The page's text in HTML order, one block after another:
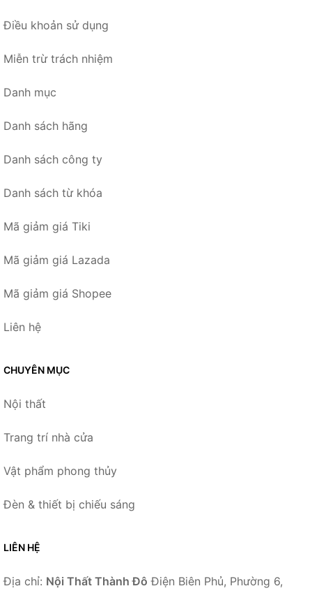
Điều khoản sử dụng
Miễn trừ trách nhiệm
Danh mục
Danh sách hãng
Danh sách công ty
Danh sách từ khóa
Mã giảm giá Tiki
Mã giảm giá Lazada
Mã giảm giá Shopee
Liên hệ
CHUYÊN MỤC
Nội thất
Trang trí nhà cửa
Vật phẩm phong thủy
Đèn & thiết bị chiếu sáng
LIÊN HỆ
Địa chỉ: Nội Thất Thành Đô Điện Biên Phủ, Phường 6,